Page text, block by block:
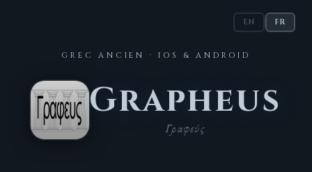
EN FR
GREC ANCIEN · IOS & ANDROID
Grapheus
Γραφεύς